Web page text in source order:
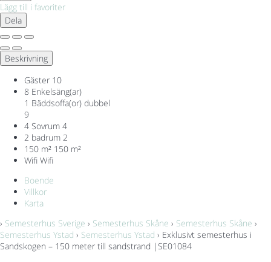
Lägg till i favoriter
Dela
Beskrivning
Gäster 10
8 Enkelsäng(ar)
1 Bäddsoffa(or) dubbel
9
4 Sovrum 4
2 badrum 2
150 m² 150 m²
Wifi Wifi
Boende
Villkor
Karta
› Semesterhus Sverige › Semesterhus Skåne › Semesterhus Skåne ›
Semesterhus Ystad › Semesterhus Ystad › Exklusivt semesterhus i
Sandskogen – 150 meter till sandstrand |SE01084